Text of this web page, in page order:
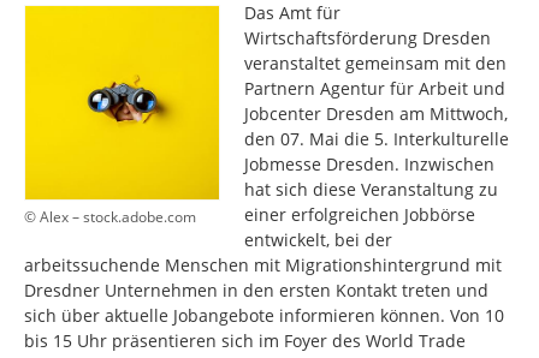
© Alex – stock.adobe.com
Das Amt für
Wirtschaftsförderung Dresden
veranstaltet gemeinsam mit den
Partnern Agentur für Arbeit und
Jobcenter Dresden am Mittwoch,
den 07. Mai die 5. Interkulturelle
Jobmesse Dresden. Inzwischen
hat sich diese Veranstaltung zu
einer erfolgreichen Jobbörse
entwickelt, bei der
arbeitssuchende Menschen mit Migrationshintergrund mit
Dresdner Unternehmen in den ersten Kontakt treten und
sich über aktuelle Jobangebote informieren können. Von 10
bis 15 Uhr präsentieren sich im Foyer des World Trade